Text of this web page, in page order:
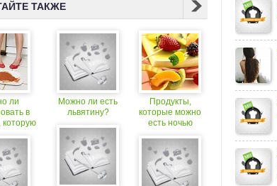
ТАКЖЕ
ли
в
которую
Можно ли есть
львятину?
Продукты,
которые можно
есть ночью